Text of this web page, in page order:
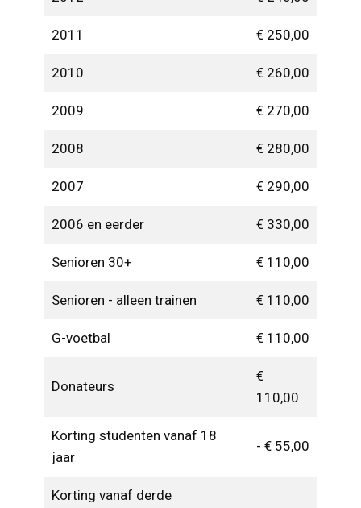
2011 € 250,00
2010 € 260,00
2009 € 270,00
2008 € 280,00
2007 € 290,00
2006 en eerder € 330,00
Senioren 30+ € 110,00
Senioren - alleen trainen € 110,00
G-voetbal € 110,00
Donateurs
€
110,00
Korting studenten vanaf 18
jaar
- € 55,00
Korting vanaf derde